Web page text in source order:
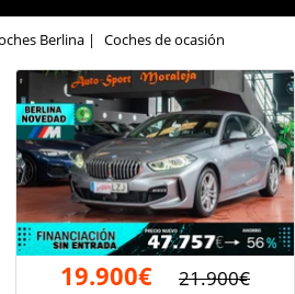
Berlina| Coches de ocasión
19.900€ 21.900€